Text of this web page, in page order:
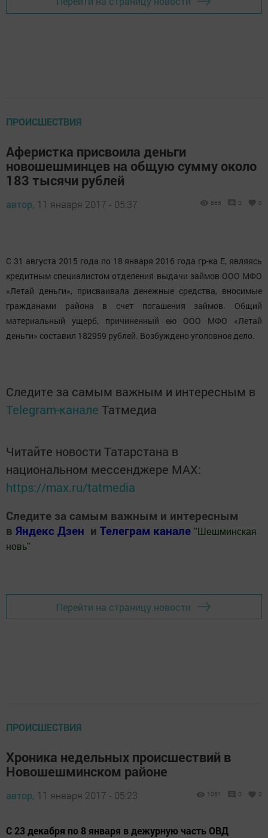
ПРОИСШЕСТВИЯ
Аферистка присвоила деньги
новошешминцев на общую сумму около
183 тысячи рублей
автор, 11 января 2017 - 05:37 865 0 0
С 31 августа 2015 года по 18 января 2016 года гр-ка Е, являясь
кредитным специалистом отделения выдачи займов ООО МФО
«Летай деньги», присваивала денежные средства, вносимые
гражданами района в счет погашения займов. Общий
материальный ущерб, причиненный ею ООО МФО «Летай
деньги» составил 182959 рублей. Возбуждено уголовное дело.
Следите за самым важным и интересным в
Telegram-канале Татмедиа
Читайте новости Татарстана в
национальном мессенджере MАХ:
https://max.ru/tatmedia
Следите за самым важным и интересным
в Яндекс Дзен и Телеграм канале " Шешминская
новь"
Перейти на страницу новости
ПРОИСШЕСТВИЯ
Хроника недельных происшествий в
Новошешминском районе
автор, 11 января 2017 - 05:23 1061 0 0
С 23 декабря по 8 января в дежурную часть ОВД